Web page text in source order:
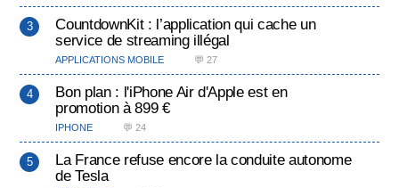
CountdownKit : l’application qui cache un
service de streaming illégal
APPLICATIONS MOBILE 💬 27
Bon plan : l'iPhone Air d'Apple est en
promotion à 899 €
IPHONE 💬 24
La France refuse encore la conduite autonome
de Tesla